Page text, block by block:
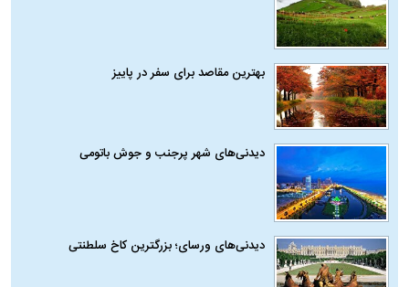
بهترین مقاصد برای سفر در پاییز
دیدنی‌های شهر پرجنب و جوش باتومی
دیدنی‌های ورسای؛ بزرگترین کاخ سلطنتی